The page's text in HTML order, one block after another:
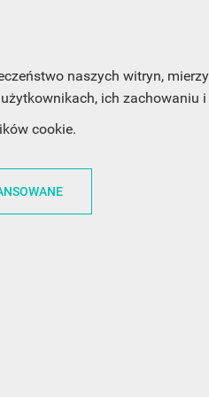
naszych witryn,
ich zachowaniu
cookie.
DLA FIRM
DLA GRAFIKÓW
NASZE SOCIAL MEDIA